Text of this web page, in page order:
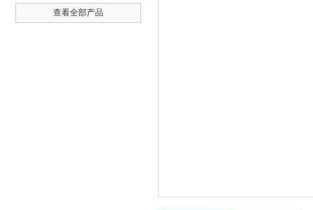
武汉提沃克科技有限公司
查看全部产品